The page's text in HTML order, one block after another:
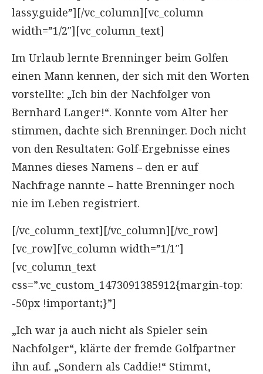
lassy.guide”][/vc_column][vc_column
width=”1/2″][vc_column_text]
Im Urlaub lernte Brenninger beim Golfen
einen Mann kennen, der sich mit den Worten
vorstellte: „Ich bin der Nachfolger von
Bernhard Langer!“. Konnte vom Alter her
stimmen, dachte sich Brenninger. Doch nicht
von den Resultaten: Golf-Ergebnisse eines
Mannes dieses Namens – den er auf
Nachfrage nannte – hatte Brenninger noch
nie im Leben registriert.
[/vc_column_text][/vc_column][/vc_row]
[vc_row][vc_column width=”1/1″]
[vc_column_text
css=”.vc_custom_1473091385912{margin-top:
-50px !important;}”]
„Ich war ja auch nicht als Spieler sein
Nachfolger“, klärte der fremde Golfpartner
ihn auf. „Sondern als Caddie!“ Stimmt,